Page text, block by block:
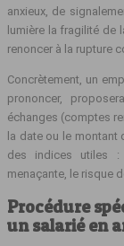
anxieux, de
lumière la fragilité de
renoncer à la rupture
Concrètement, un
prononcer,
échanges (comptes
la date ou le montant
des indices utiles :
menaçante, le risque
Procédure
un salarié en